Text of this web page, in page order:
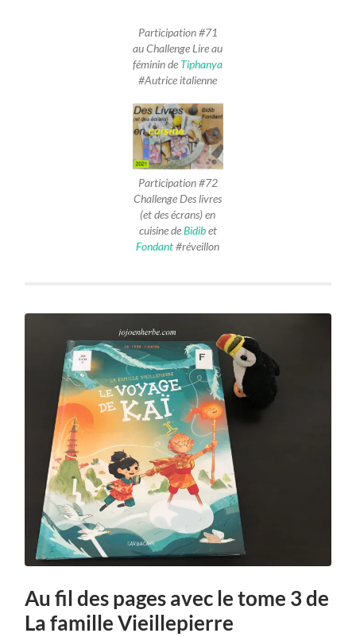
Participation #71
au Challenge Lire au
féminin de Tiphanya
#Autrice italienne
Participation #72
Challenge Des livres
(et des écrans) en
cuisine deBidibet
Fondant#réveillon
Au fil des pages avec le tome 3 de
La famille Vieillepierre